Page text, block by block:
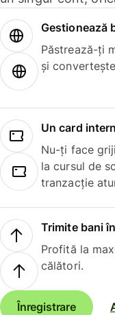
Gestionează
Păstrează-ți
și
Un card
Nu-ți face
la cursul de
tranzacție
Trimite bani
Profită la
călători.
Înregistrare